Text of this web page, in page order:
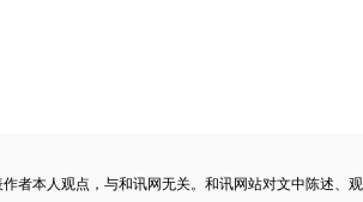
作者本人观点，与和讯网无关。和讯网站对文中陈述